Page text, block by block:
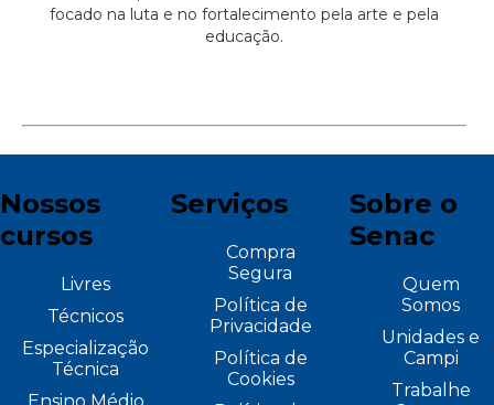
focado na luta e no fortalecimento pela arte e pela
educação.
Nossos
cursos
Livres
Técnicos
Especialização
Técnica
Ensino Médio
Serviços
Compra
Segura
Política de
Privacidade
Política de
Cookies
Sobre o
Senac
Quem
Somos
Unidades e
Campi
Trabalhe